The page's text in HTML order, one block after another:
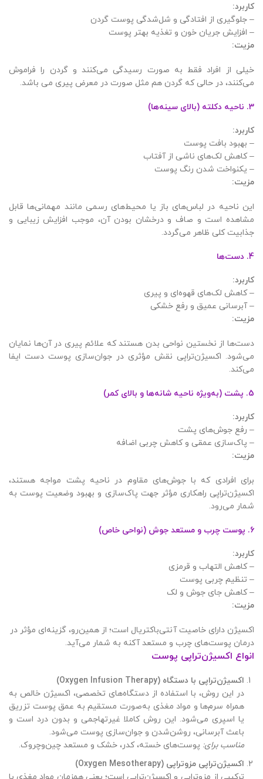
کاربرد:
– جلوگیری از افتادگی و شل‌شدگی پوست گردن
– افزایش جریان خون و تغذیه بهتر پوست
مزیت:
خیلی از افراد فقط به صورت رسیدگی می‌کنند و گردن را فراموش
می‌کنند، در حالی که گردن هم مثل صورت در معرض پیری می باشد.
3. ناحیه دکلته (بالای سینه‌ها)
کاربرد:
– بهبود بافت پوست
– کاهش لک‌های ناشی از آفتاب
– یکنواخت شدن رنگ پوست
مزیت:
این ناحیه در لباس‌های باز یا محیط‌های رسمی مانند مهمانی‌ها قابل
مشاهده است و صاف و درخشان بودن آن، موجب افزایش زیبایی و
جذابیت کلی ظاهر می‌گردد.
4. دست‌ها
کاربرد:
– کاهش لک‌های قهوه‌ای و پیری
– آبرسانی عمیق و رفع خشکی
مزیت:
دست‌ها از نخستین نواحی بدن هستند که علائم پیری در آن‌ها نمایان
می‌شود. اکسیژن‌تراپی نقش مؤثری در جوان‌سازی پوست دست ایفا
می‌کند.
5. پشت (به‌ویژه ناحیه شانه‌ها و بالای کمر)
کاربرد:
– رفع جوش‌های پشت
– پاک‌سازی عمقی و کاهش چربی اضافه
مزیت:
برای افرادی که با جوش‌های مقاوم در ناحیه پشت مواجه هستند،
اکسیژن‌تراپی راهکاری مؤثر جهت پاک‌سازی و بهبود وضعیت پوست به
شمار می‌رود.
6. پوست چرب و مستعد جوش (نواحی خاص)
کاربرد:
– کاهش التهاب و قرمزی
– تنظیم چربی پوست
– کاهش جای جوش و لک
مزیت:
اکسیژن دارای خاصیت آنتی‌باکتریال است؛ از همین‌رو، گزینه‌ای مؤثر در
درمان پوست‌های چرب و مستعد آکنه به شمار می‌آید.
انواع اکسیژن‌تراپی پوست
اکسیژن‌تراپی با دستگاه (Oxygen Infusion Therapy)
در این روش، با استفاده از دستگاه‌های تخصصی، اکسیژن خالص به
همراه سرم‌ها و مواد مغذی به‌صورت مستقیم به عمق پوست تزریق
یا اسپری می‌شود. این روش کاملا غیرتهاجمی و بدون درد است و
باعث آبرسانی، روشن‌شدن و جوان‌سازی پوست می‌شود.
مناسب برای: پوست‌های خسته، کدر، خشک و مستعد چین‌وچروک.
اکسیژن‌تراپی مزوتراپی (Oxygen Mesotherapy)